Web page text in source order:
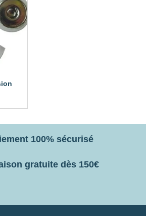
100% sécurisé
gratuite dès 150€